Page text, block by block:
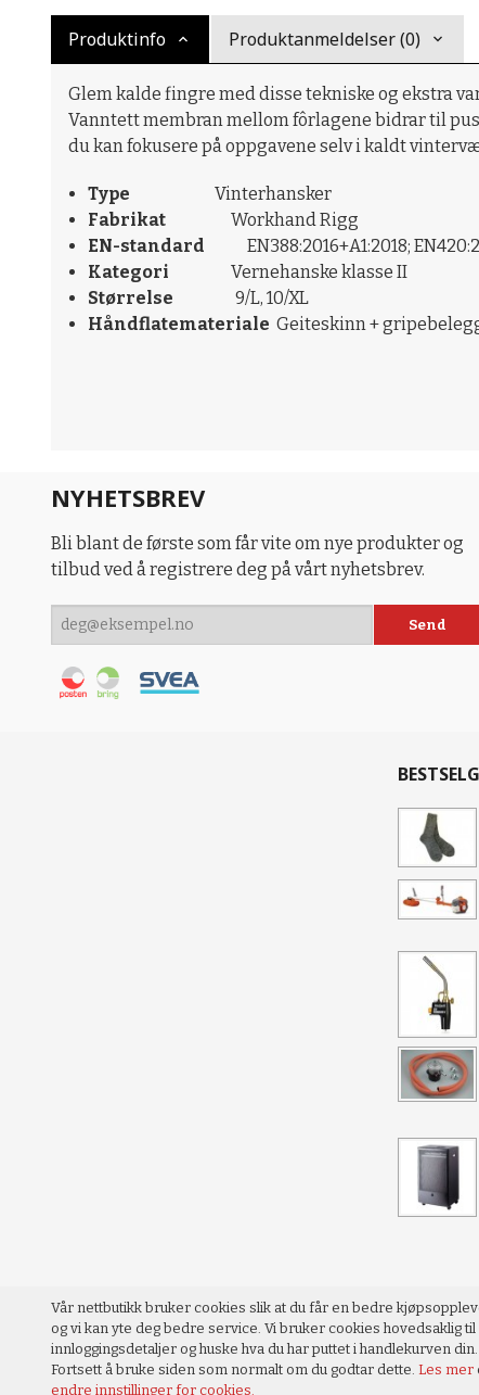
Produktinfo Produktanmeldelser (0)
Glem kalde fingre med disse tekniske og ekstra
Vanntett membran mellom fôrlagene bidrar til
du kan fokusere på oppgavene selv i kaldt
Type
Vinterhansker
Fabrikat
Workhand Rigg
EN-standard
EN388:2016+A1:2018;
Kategori
Vernehanske klasse II
Størrelse
9/L, 10/XL
Håndflatemateriale Geiteskinn +
NYHETSBREV
Bli blant de første som får vite om nye produkter og
tilbud ved å registrere deg på vårt nyhetsbrev.
Vår nettbutikk bruker cookies slik at du får en bedre
og vi kan yte deg bedre service. Vi bruker cookies hovedsaklig til
innloggingsdetaljer og huske hva du har puttet i handlekurven din.
Fortsett å bruke siden som normalt om du godtar dette. Les mer
endre innstillinger for cookies.